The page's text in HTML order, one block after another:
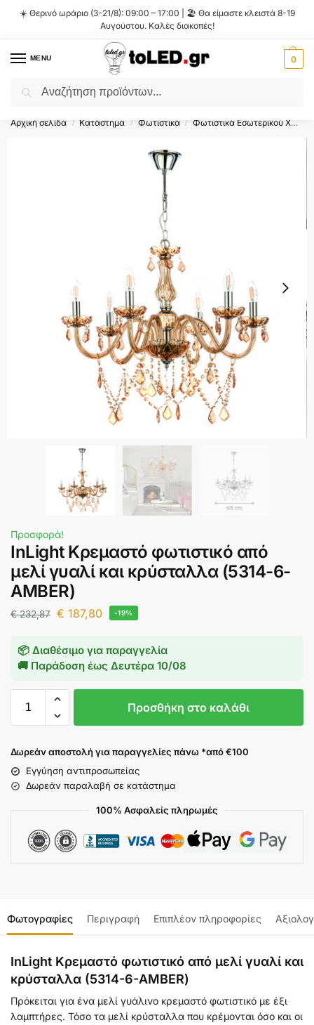
☀️ Θερινό ωράριο (3-21/8): 09:00 – 17:00 | 🏖️ Θα είμαστε κλειστά 8-19
Αυγούστου. Καλές διακοπές!
MENU 0
Flash Sale ⚡ 10% Έκπτωση με τον κωδικό
Αρχική σελίδα / Κατάστημα / Φωτιστικά / Φωτιστικά Εσωτερικού Χώρου
Προσφορά!
InLight Κρεμαστό φωτιστικό από
μελί γυαλί και κρύσταλλα (5314-6-
AMBER)
€232,87 € 187,80 -19%
📦 Διαθέσιμο για παραγγελία
🚚 Παράδοση έως Δευτέρα 10/08
Προσθήκη στο καλάθι
Δωρεάν αποστολή για παραγγελίες πάνω *από €100
Εγγύηση αντιπροσωπείας
Δωρεάν παραλαβή σε κατάστημα
100% Ασφαλείς πληρωμές
Φωτογραφίες Περιγραφή Επιπλέον πληροφορίες
InLight Κρεμαστό φωτιστικό από μελί γυαλί και
κρύσταλλα (5314-6-AMBER)
Πρόκειται για ένα μελί γυάλινο κρεμαστό φωτιστικό με έξι
λαμπτήρες. Τόσο τα μελί κρύσταλλα που κρέμονται όσο και οι